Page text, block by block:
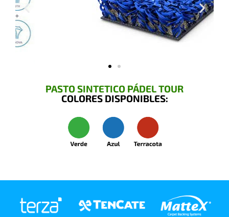
PASTO SINTETICO PÁDEL TOUR
COLORES DISPONIBLES: